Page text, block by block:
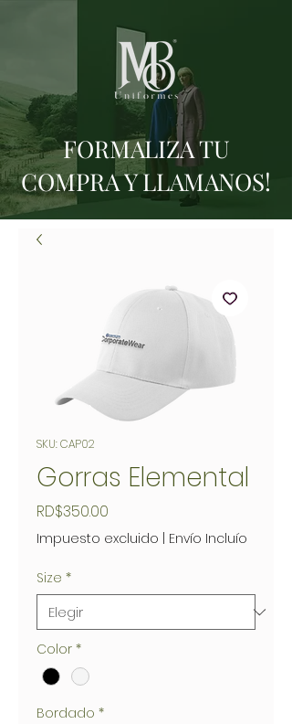
FORMALIZA TU
COMPRA Y LLAMANOS!
SKU: CAP02
Gorras Elemental
RD$350.00
Impuesto excluido Envío Incluío
Size *
Color *
Bordado *